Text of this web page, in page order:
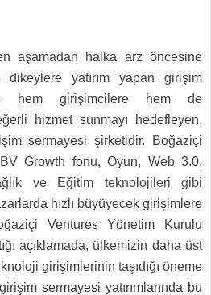
aşamadan halka arz öncesine
yatırım yapan girişim
hem girişimcilere hem de
hizmet sunmayı hedefleyen,
sermayesi şirketidir. Boğaziçi
Growth fonu, Oyun, Web 3.0,
ve Eğitim teknolojileri gibi
hızlı büyüyecek girişimlere
Ventures Yönetim Kurulu
açıklamada, ülkemizin daha üst
girişimlerinin taşıdığı öneme
sermayesi yatırımlarında bu